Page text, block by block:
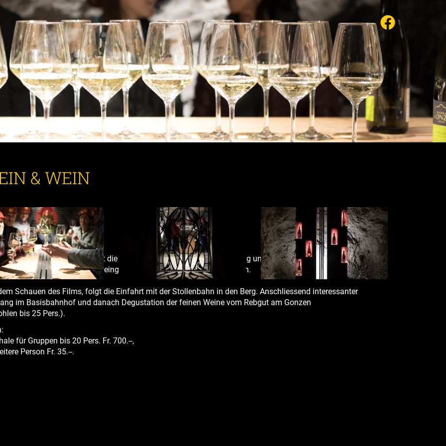
& WEIN
auf!
dem Bergwerk verbunden ist die Weinmanufaktur Gonzen. Entstehung und Abbau des Eisenerzes sowie
der Spezialitäten des Weinguts lassen sich einmalig kombinieren.
Schauen des Films, folgt die Einfahrt mit der Stollenbahn in den Berg. Anschliessend interessanter
im Basisbahnhof und danach Degustation der feinen Weine vom Rebgut am Gonzen
bis 25 Pers.).
für Gruppen bis 20 Pers. Fr. 700.--,
Person Fr. 35.--.